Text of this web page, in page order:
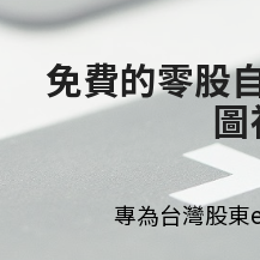
免費的零股
專為台灣股東